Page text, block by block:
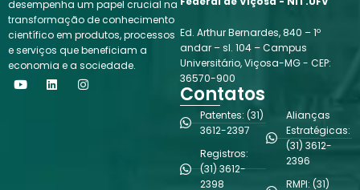
desempenha um papel crucial na
transformação de conhecimento
científico em produtos, processos
e serviços que beneficiam a
economia e a sociedade.
Y
o
L
i
I
n
Ed. Arthur Bernardes, 840 – 1º
andar – sl. 104 – Campus
Universitário, Viçosa-MG - CEP:
36570-900
Contatos
Patentes: (31)
3612-2397
Registros:
(31) 3612-
2398
Alianças
Estratégicas:
(31) 3612-
2396
RMPI: (31)